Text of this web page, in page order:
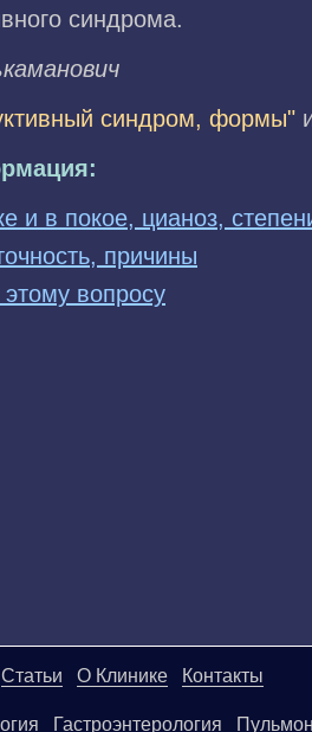
синдрома.
синдром, формы"
и в покое, цианоз,
причины
вопросу
Статьи О Клинике Контакты
Гастроэнтерология